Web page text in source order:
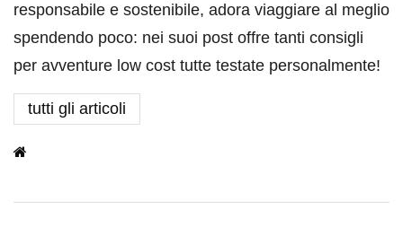
responsabile e sostenibile, adora viaggiare al meglio
spendendo poco: nei suoi post offre tanti consigli
per avventure low cost tutte testate personalmente!
tutti gli articoli